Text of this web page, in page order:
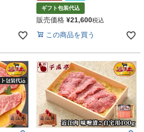
ギフト包装代込
販売価格 ¥21,600税込
この商品を買う